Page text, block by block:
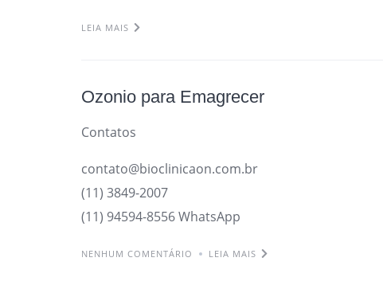
LEIA MAIS
Ozonio para Emagrecer
Contatos
contato@bioclinicaon.com.br
(11) 3849-2007
(11) 94594-8556 WhatsApp
NENHUM COMENTÁRIO LEIA MAIS